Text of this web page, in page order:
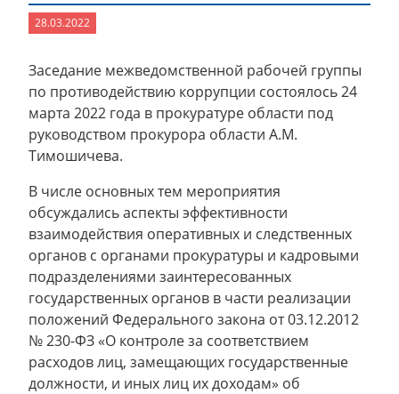
28.03.2022
Заседание межведомственной рабочей группы
по противодействию коррупции состоялось 24
марта 2022 года в прокуратуре области под
руководством прокурора области А.М.
Тимошичева.
В числе основных тем мероприятия
обсуждались аспекты эффективности
взаимодействия оперативных и следственных
органов с органами прокуратуры и кадровыми
подразделениями заинтересованных
государственных органов в части реализации
положений Федерального закона от 03.12.2012
№ 230-ФЗ «О контроле за соответствием
расходов лиц, замещающих государственные
должности, и иных лиц их доходам» об